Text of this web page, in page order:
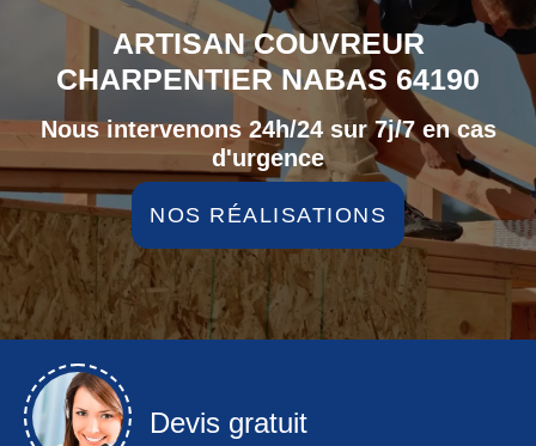
ARTISAN COUVREUR
CHARPENTIER NABAS 64190
Nous intervenons 24h/24 sur 7j/7 en cas
d'urgence
NOS RÉALISATIONS
Devis gratuit